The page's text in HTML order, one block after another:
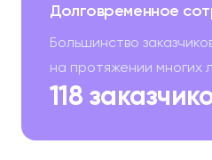
118
Долговременное
Большинство
на протяжении многих